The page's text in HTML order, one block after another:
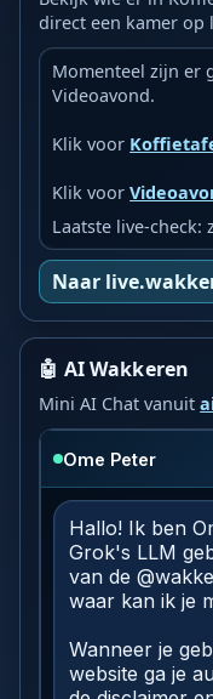
direct een kamer op
Momenteel zijn er
Videoavond.
Klik voor
Klik voor
Laatste live-check:
Naar
🤖 AI Wakkeren
Mini AI Chat vanuit